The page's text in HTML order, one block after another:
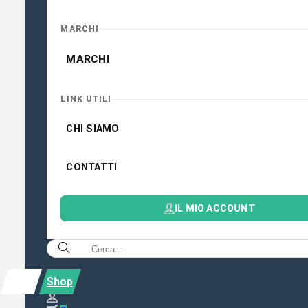
MARCHI
MARCHI
LINK UTILI
CHI SIAMO
CONTATTI
IL MIO ACCOUNT
Shop